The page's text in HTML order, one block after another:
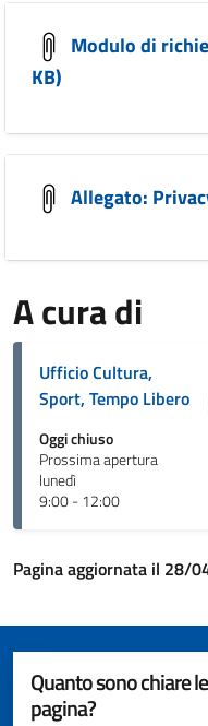
Modulo di
KB)
Allegato:
A cura di
Ufficio Cultura,
Sport, Tempo Libero
Oggi chiuso
Prossima apertura
lunedì
9:00 - 12:00
Pagina aggiornata il 28/
Quanto sono chiare
pagina?